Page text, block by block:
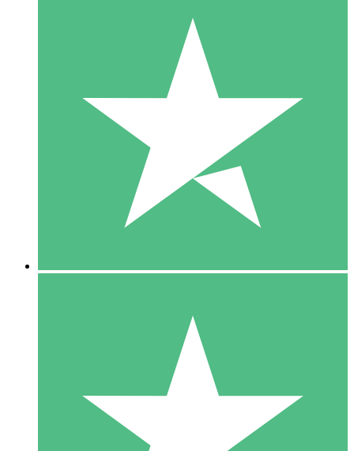
Individuelle Credit-Pakete
Zahlen Sie nach Bedarf mit Download-Credits. Keine
monatliche Verpflichtung erforderlich.
10 00
10 Downloads
20 00